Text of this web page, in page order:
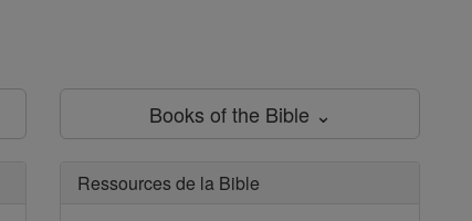
Books of the Bible ⌄
Ressources de la Bible